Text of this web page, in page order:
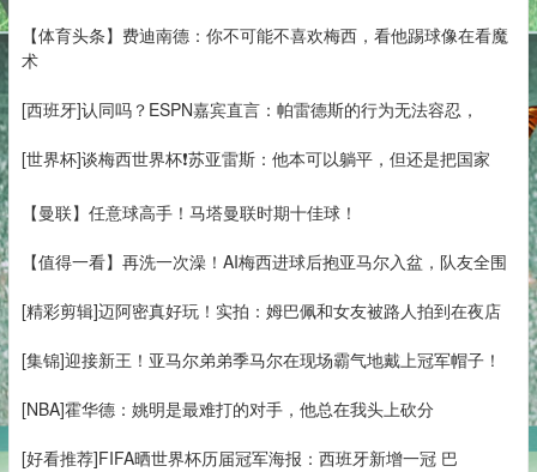
【体育头条】费迪南德：你不可能不喜欢梅西，看他踢球像在看魔
术
[西班牙]认同吗？ESPN嘉宾直言：帕雷德斯的行为无法容忍，
[世界杯]谈梅西世界杯❗苏亚雷斯：他本可以躺平，但还是把国家
【曼联】任意球高手！马塔曼联时期十佳球！
【值得一看】再洗一次澡！AI梅西进球后抱亚马尔入盆，队友全围
[精彩剪辑]迈阿密真好玩！实拍：姆巴佩和女友被路人拍到在夜店
[集锦]迎接新王！亚马尔弟弟季马尔在现场霸气地戴上冠军帽子！
[NBA]霍华德：姚明是最难打的对手，他总在我头上砍分
[好看推荐]FIFA晒世界杯历届冠军海报：西班牙新增一冠 巴